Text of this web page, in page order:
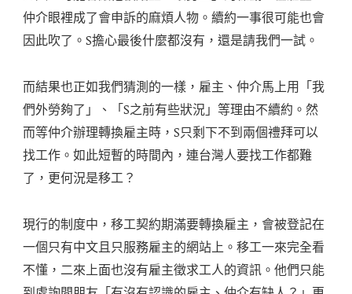
仲介眼裡成了會申訴的麻煩人物。續約一事很可能也會
因此吹了。S擔心最後什麼都沒有，還是請我們一試。
而結果也正如我們猜測的一樣，雇主、仲介馬上用「我
們外勞夠了」、「S之前有些狀況」等理由不續約。然
而等仲介辦理轉換雇主時，S只剩下不到兩個禮拜可以
找工作。如此短暫的時間內，連台灣人要找工作都難
了，更何況是移工？
現行的制度中，移工契約期滿要轉換雇主，會被登記在
一個只有中文且只服務雇主的網站上。移工一來完全看
不懂，二來上面也沒有雇主徵求工人的資訊。他們只能